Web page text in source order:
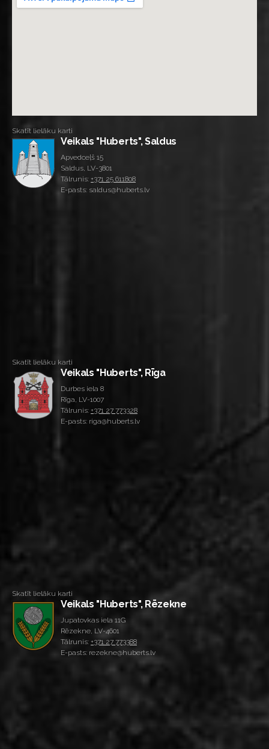
Skatīt lielāku karti
Veikals "Huberts", Saldus
Apvedceļš 15
Saldus, LV-3801
Tālrunis: +371 25 611808
E-pasts: saldus@huberts.lv
Skatīt lielāku karti
Veikals "Huberts", Rīga
Durbes iela 8
Rīga, LV-1007
Tālrunis: +371 27 773328
E-pasts: riga@huberts.lv
Skatīt lielāku karti
Veikals "Huberts", Rēzekne
Jupatovkas iela 11G
Rēzekne, LV-4601
Tālrunis: +371 27 773388
E-pasts: rezekne@huberts.lv